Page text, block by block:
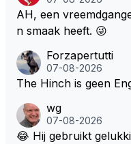
aces zijn dit leuke
AH, een
n smaak heeft. 😜
Forzapertutti
07-08-2026
The Hinch is geen
wg
07-08-2026
😂 Hij gebruikt